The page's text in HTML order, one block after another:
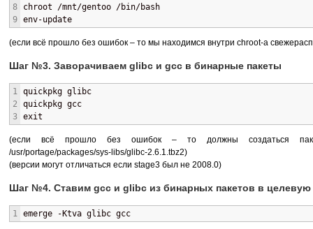
8
9
chroot /mnt/gentoo /bin/bash
env-update
(если всё прошло без ошибок – то мы находимся внутри chroot-а
Шаг №3. Заворачиваем glibc и gcc в бинарные пакеты
1
2
3
quickpkg glibc
quickpkg gcc
exit
(если всё прошло без ошибок – то должны создаться пакеты
/usr/portage/packages/sys-libs/glibc-2.6.1.tbz2)
(версии могут отличаться если stage3 был не 2008.0)
Шаг №4. Ставим gcc и glibc из бинарных пакетов в целевую
1 emerge -Ktva glibc gcc